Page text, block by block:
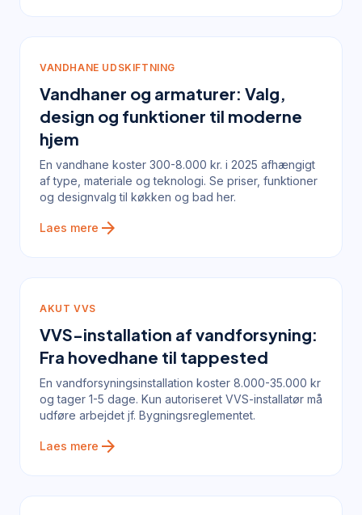
VANDHANE UDSKIFTNING
Vandhaner og armaturer: Valg,
design og funktioner til moderne
hjem
En vandhane koster 300-8.000 kr. i 2025 afhængigt
af type, materiale og teknologi. Se priser, funktioner
og designvalg til køkken og bad her.
Laes mere arrow_forward
AKUT VVS
VVS-installation af vandforsyning:
Fra hovedhane til tappested
En vandforsyningsinstallation koster 8.000-35.000 kr
og tager 1-5 dage. Kun autoriseret VVS-installatør må
udføre arbejdet jf. Bygningsreglementet.
Laes mere arrow_forward